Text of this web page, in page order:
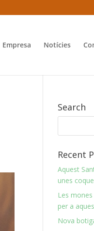
Empresa Notícies
Search
Recent
Aquest
unes
Les
per a
Nova